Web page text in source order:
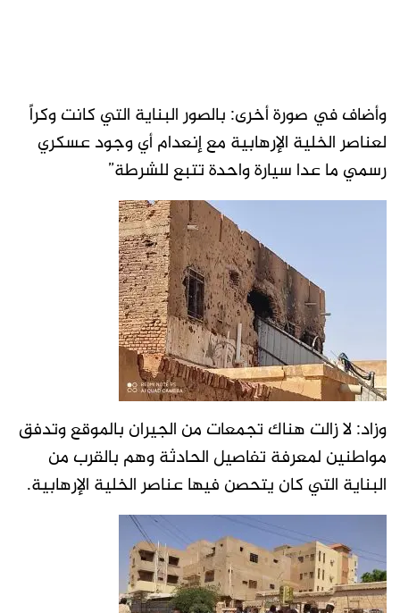
وأضاف في صورة أخرى: بالصور البناية التي كانت وكراً
لعناصر الخلية الإرهابية مع إنعدام أي وجود عسكري
رسمي ما عدا سيارة واحدة تتبع للشرطة”
وزاد: لا زالت هناك تجمعات من الجيران بالموقع وتدفق
مواطنين لمعرفة تفاصيل الحادثة وهم بالقرب من
البناية التي كان يتحصن فيها عناصر الخلية الإرهابية.